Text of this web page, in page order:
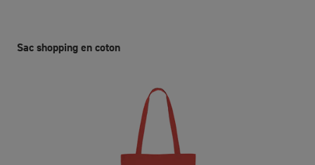
Sac shopping en coton